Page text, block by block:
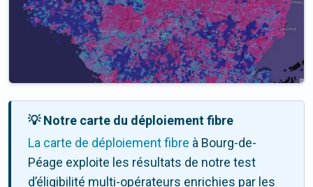
💡 Notre carte du déploiement fibre
La carte de déploiement fibre à Bourg-de-
Péage exploite les résultats de notre test
d’éligibilité multi-opérateurs enrichies par les